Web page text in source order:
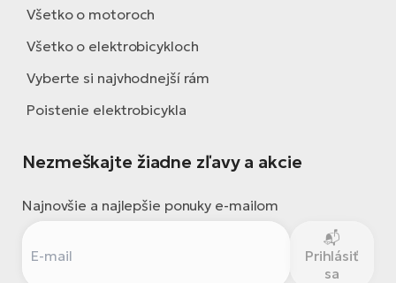
Všetko o motoroch
Všetko o elektrobicykloch
Vyberte si najvhodnejší rám
Poistenie elektrobicykla
Nezmeškajte žiadne zľavy a akcie
Najnovšie a najlepšie ponuky e-mailom
Prihlásiť
sa